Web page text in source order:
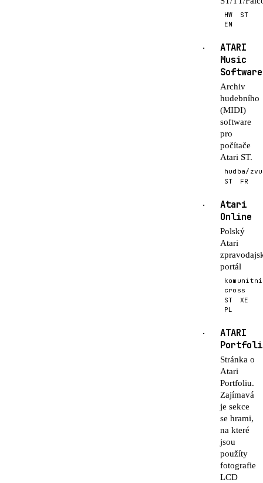
HW
ST
EN
·
ATARI
Music
Software
Archiv
hudebního
(MIDI)
software
pro
počítače
Atari ST.
hudba/
ST
FR
·
Atari
Online
Polský
Atari
portál
cross
ST
XE
PL
·
ATARI
Stránka o
Atari
Portfoliu.
Zajímavá
je sekce
se hrami,
na které
jsou
použíty
fotografie
LCD